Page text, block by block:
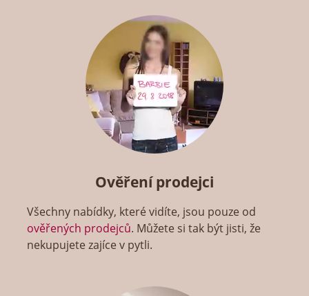
Ověření prodejci
Všechny nabídky, které vidíte, jsou pouze od
ověřených prodejců. Můžete si tak být jisti, že
nekupujete zajíce v pytli.